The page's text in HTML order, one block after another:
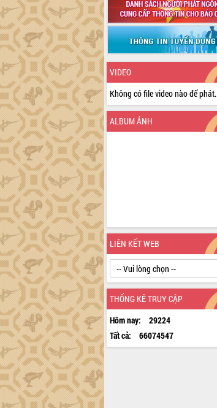
VIDEO
Không có file video nào để phát.
ALBUM ẢNH
LIÊN KẾT WEB
THỐNG KÊ TRUY CẬP
Hôm nay:
29224
Tất cả:
66074547